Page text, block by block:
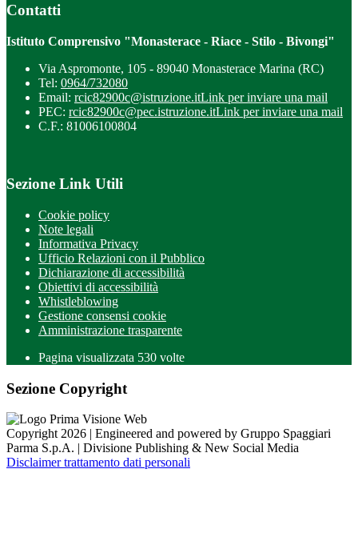
Contatti
Istituto Comprensivo "Monasterace - Riace - Stilo - Bivongi"
Via Aspromonte, 105 - 89040 Monasterace Marina (RC)
Tel: 0964/732080
Email: rcic82900c@istruzione.itLink per inviare una mail
PEC: rcic82900c@pec.istruzione.itLink per inviare una mail
C.F.: 81006100804
Sezione Link Utili
Cookie policy
Note legali
Informativa Privacy
Ufficio Relazioni con il Pubblico
Dichiarazione di accessibilità
Obiettivi di accessibilità
Whistleblowing
Gestione consensi cookie
Amministrazione trasparente
Pagina visualizzata 530 volte
Sezione Copyright
Copyright 2026 | Engineered and powered by Gruppo Spaggiari
Parma S.p.A. | Divisione Publishing & New Social Media
Disclaimer trattamento dati personali